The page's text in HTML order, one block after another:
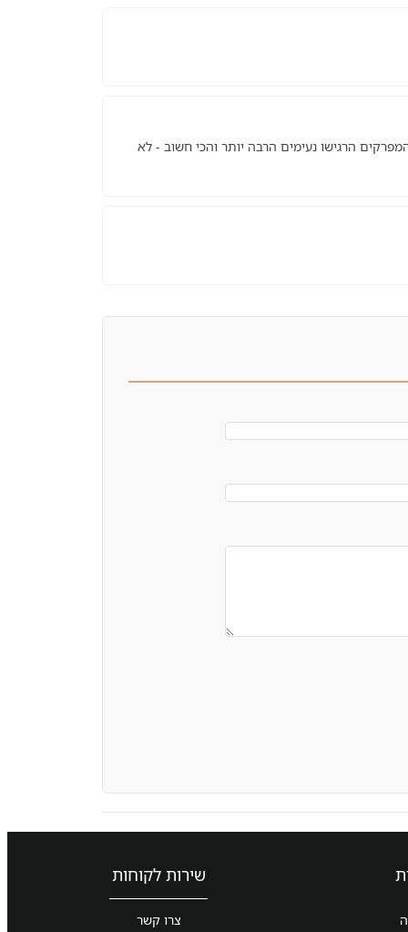
הרגישו נעימים הרבה יותר והכי חשוב - לא
שירות לקוחות
צרו קשר